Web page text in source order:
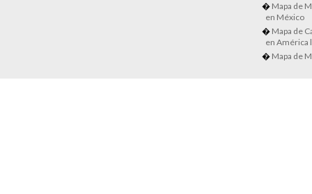
Mapa de
en México
Mapa de
en América
Mapa de